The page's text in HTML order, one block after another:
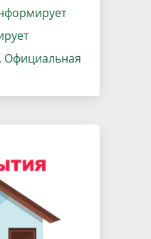
Официальная